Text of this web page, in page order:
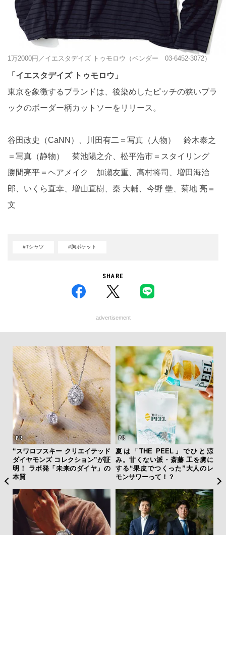
1万2000円／イエスタデイズ トゥモロウ（ベンダー 03-6452-3072）
「イエスタデイズ トゥモロウ」
東京を象徴するブランドは、後染めしたピッチの狭いブラ
ックのボーダー柄カットソーをリリース。
谷田政史（CaNN）、川田有二＝写真（人物） 鈴木泰之
＝写真（静物） 菊池陽之介、松平浩市＝スタイリング
勝間亮平＝ヘアメイク 加瀬友重、髙村将司、増田海治
郎、いくら直幸、増山直樹、秦 大輔、今野 壘、菊地 亮＝
文
#Tシャツ #胸ポケット
SHARE
advertisement
“スワロフスキー クリエイテッド
ダイヤモンズ コレクション”が証
明！ ラボ発「未来のダイヤ」の
本質
夏は「THE PEEL」でひと涼
み。甘くない派・斎藤 工を虜に
する“果皮でつくった”大人のレ
モンサワーって！？
な